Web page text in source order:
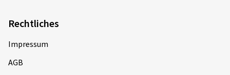
Rechtliches
Impressum
AGB